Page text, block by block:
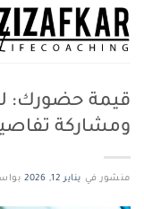
تخطي
للمحتوى
قيمة حضورك:
ومشاركة
منشور في يناير 12, 2026